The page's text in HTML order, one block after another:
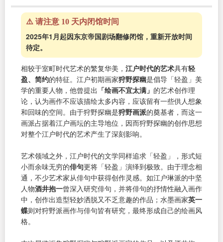
⚠️ 请注意 10 天内闭馆时间
2025年1月起因东京帝国剧场翻修闭馆，重新开放时间
待定。
相较于室町时代艺术的繁复华美， 江户时代的艺术具有轻
盈、简约的特征。江户初期画家狩野探幽是倡导「轻盈」美
学的重要人物，他曾提出 「绘画不宜太满」 的艺术创作理
论，认为画作不应该描绘太多内容，应该留有一些供人想象
和回味的空间。由于狩野探幽是狩野画派的奠基者，而这一
画派占据着江户画坛的主导地位，因而狩野探幽的创作思想
对整个江户时代的艺术产生了深刻影响。
艺术领域之外，江户时代的文学同样追求「轻盈」，形式短
小而余味无穷的俳句更将「轻盈」演绎到极致。由于理念相
通，不少艺术家从俳句中获得创作灵感。如江户琳派的中坚
人物酒井抱一曾深入研究俳句，并将俳句的抒情性融入画作
中，创作出造型轻妙洒脱又不乏意趣的作品；水墨画家英一
蝶则对狩野派画作与俳句皆有研究，最终形成自己的绘画风
格。